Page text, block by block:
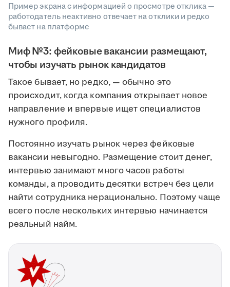
Пример экрана с информацией о просмотре отклика —
работодатель неактивно отвечает на отклики и редко
бывает на платформе
Миф №3: фейковые вакансии размещают,
чтобы изучать рынок кандидатов
Такое бывает, но редко, — обычно это
происходит, когда компания открывает новое
направление и впервые ищет специалистов
нужного профиля.
Постоянно изучать рынок через фейковые
вакансии невыгодно. Размещение стоит денег,
интервью занимают много часов работы
команды, а проводить десятки встреч без цели
найти сотрудника нерационально. Поэтому чаще
всего после нескольких интервью начинается
реальный найм.